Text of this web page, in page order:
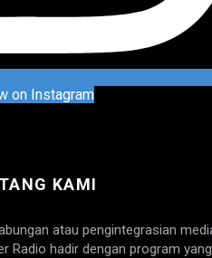
on Instagram
KAMI
atau pengintegrasian
Radio hadir dengan program yang